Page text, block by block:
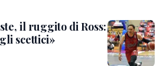
il ruggito di Ross:
scettici»